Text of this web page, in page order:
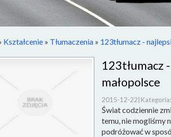
Kształcenie » Tłumaczenia » 123tłumacz -
123tłumacz
małopolsce
2015-12-22
Świat codziennie
temu, nie mogliśmy
podróżować w